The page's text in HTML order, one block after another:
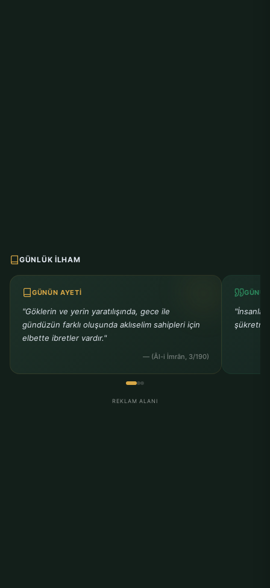
GÜNLÜK İLHAM
GÜNÜN AYETI
"Göklerin ve yerin yaratılışında, gece ile
gündüzün farklı oluşunda aklıselim sahipleri için
elbette ibretler vardır."
— (Âl-i İmrân, 3/190)
REKLAM ALANI